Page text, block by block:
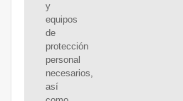
y
equipos
de
protección
personal
necesarios,
así